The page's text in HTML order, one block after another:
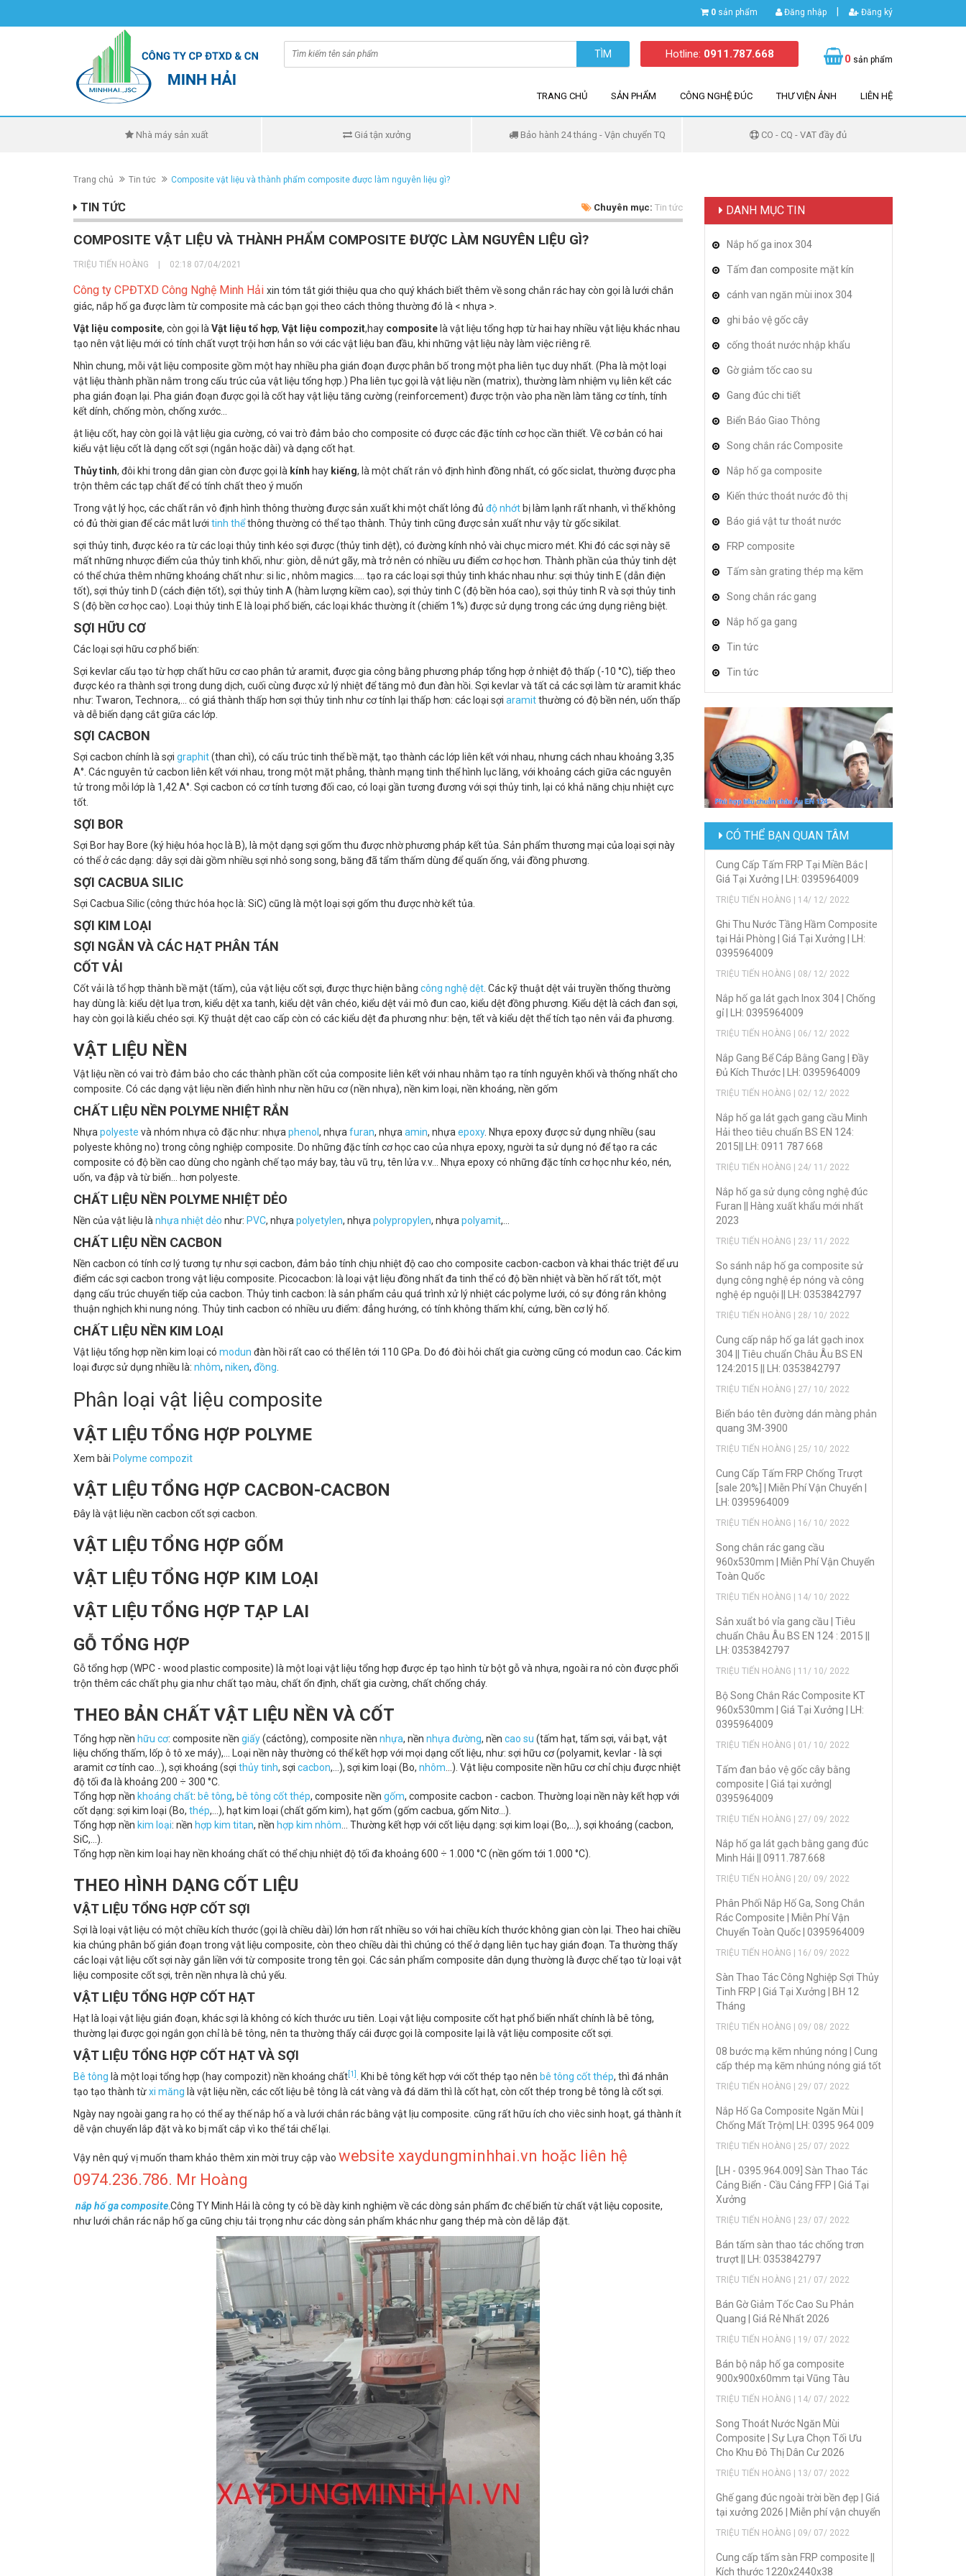
0 sản phẩm Đăng nhập Đăng ký
TÌM Hotline: 0911.787.668 0 sản phẩm
TRANG CHỦ SẢN PHẨM CÔNG NGHỆ ĐÚC THƯ VIỆN ẢNH LIÊN HỆ
Nhà máy sản xuất Giá tận xưởng Bảo hành 24 tháng - Vận chuyển TQ CO - CQ - VAT đầy đủ
Trang chủ Tin tức Composite vật liệu và thành phẩm composite được làm nguyên liệu gì?
TIN TỨC Chuyên mục: Tin tức
COMPOSITE VẬT LIỆU VÀ THÀNH PHẨM COMPOSITE ĐƯỢC LÀM NGUYÊN LIỆU GÌ?
TRIỆU TIẾN HOÀNG 02:18 07/04/2021
Công ty CPĐTXD Công Nghệ Minh Hải xin tóm tắt giới thiệu qua cho quý khách biết thêm về song chắn rác hay còn gọi là lưới chắn
giác, nắp hố ga được làm từ composite mà các bạn gọi theo cách thông thường đó là < nhựa >.
Vật liệu composite, còn gọi là Vật liệu tổ hợp, Vật liệu compozit,hay composite là vật liệu tổng hợp từ hai hay nhiều vật liệu khác nhau
tạo nên vật liệu mới có tính chất vượt trội hơn hẳn so với các vật liệu ban đầu, khi những vật liệu này làm việc riêng rẽ.
Nhìn chung, mỗi vật liệu composite gồm một hay nhiều pha gián đoạn được phân bố trong một pha liên tục duy nhất. (Pha là một loại
vật liệu thành phần nằm trong cấu trúc của vật liệu tổng hợp.) Pha liên tục gọi là vật liệu nền (matrix), thường làm nhiệm vụ liên kết các
pha gián đoạn lại. Pha gián đoạn được gọi là cốt hay vật liệu tăng cường (reinforcement) được trộn vào pha nền làm tăng cơ tính, tính
kết dính, chống mòn, chống xước...
ật liệu cốt, hay còn gọi là vật liệu gia cường, có vai trò đảm bảo cho composite có được các đặc tính cơ học cần thiết. Về cơ bản có hai
kiểu vật liệu cốt là dạng cốt sợi (ngắn hoặc dài) và dạng cốt hạt.
Thủy tinh, đôi khi trong dân gian còn được gọi là kính hay kiếng, là một chất rắn vô định hình đồng nhất, có gốc siclat, thường được pha
trộn thêm các tạp chất để có tính chất theo ý muốn
Trong vật lý học, các chất rắn vô định hình thông thường được sản xuất khi một chất lỏng đủ độ nhớt bị làm lạnh rất nhanh, vì thế không
có đủ thời gian để các mắt lưới tinh thểthông thường có thể tạo thành. Thủy tinh cũng được sản xuất như vậy từ gốc sikilat.
sợi thủy tinh, được kéo ra từ các loại thủy tinh kéo sợi được (thủy tinh dệt), có đường kính nhỏ vài chục micro mét. Khi đó các sợi này sẽ
mất những nhược điểm của thủy tinh khối, như: giòn, dễ nứt gãy, mà trở nên có nhiều ưu điểm cơ học hơn. Thành phần của thủy tinh dệt
có thể chứa thêm những khoáng chất như: si lic , nhôm magics..... tạo ra các loại sợi thủy tinh khác nhau như: sợi thủy tinh E (dẫn điện
tốt), sợi thủy tinh D (cách điện tốt), sợi thủy tinh A (hàm lượng kiềm cao), sợi thủy tinh C (độ bền hóa cao), sợi thủy tinh R và sợi thủy tinh
S (độ bền cơ học cao). Loại thủy tinh E là loại phổ biến, các loại khác thường ít (chiếm 1%) được sử dụng trong các ứng dụng riêng biệt.
SỢI HỮU CƠ
Các loại sợi hữu cơ phổ biến:
Sợi kevlar cấu tạo từ hợp chất hữu cơ cao phân tử aramit, được gia công bằng phương pháp tổng hợp ở nhiệt độ thấp (-10 °C), tiếp theo
được kéo ra thành sợi trong dung dịch, cuối cùng được xử lý nhiệt để tăng mô đun đàn hồi. Sợi kevlar và tất cả các sợi làm từ aramit khác
như: Twaron, Technora,... có giá thành thấp hơn sợi thủy tinh như cơ tính lại thấp hơn: các loại sợi aramitthường có độ bền nén, uốn thấp
và dễ biến dạng cắt giữa các lớp.
SỢI CACBON
Sợi cacbon chính là sợi graphit(than chì), có cấu trúc tinh thể bề mặt, tạo thành các lớp liên kết với nhau, nhưng cách nhau khoảng 3,35
A°. Các nguyên tử cacbon liên kết với nhau, trong một mặt phẳng, thành mạng tinh thể hình lục lăng, với khoảng cách giữa các nguyên
tử trong mỗi lớp là 1,42 A°. Sợi cacbon có cơ tính tương đối cao, có loại gần tương đương với sợi thủy tinh, lại có khả năng chịu nhiệt cực
tốt.
SỢI BOR
Sợi Bor hay Bore (ký hiệu hóa học là B), là một dạng sợi gốm thu được nhờ phương pháp kết tủa. Sản phẩm thương mại của loại sợi này
có thể ở các dạng: dây sợi dài gồm nhiều sợi nhỏ song song, băng đã tẩm thấm dùng để quấn ống, vải đồng phương.
SỢI CACBUA SILIC
Sợi Cacbua Silic (công thức hóa học là: SiC) cũng là một loại sợi gốm thu được nhờ kết tủa.
SỢI KIM LOẠI
SỢI NGẮN VÀ CÁC HẠT PHÂN TÁN
CỐT VẢI
Cốt vải là tổ hợp thành bề mặt (tấm), của vật liệu cốt sợi, được thực hiện bằng công nghệ dệt . Các kỹ thuật dệt vải truyền thống thường
hay dùng là: kiểu dệt lụa trơn, kiểu dệt xa tanh, kiểu dệt vân chéo, kiểu dệt vải mô đun cao, kiểu dệt đồng phương. Kiểu dệt là cách đan sợi,
hay còn gọi là kiểu chéo sợi. Kỹ thuật dệt cao cấp còn có các kiểu dệt đa phương như: bện, tết và kiểu dệt thể tích tạo nên vải đa phương.
VẬT LIỆU NỀN
Vật liệu nền có vai trò đảm bảo cho các thành phần cốt của composite liên kết với nhau nhằm tạo ra tính nguyên khối và thống nhất cho
composite. Có các dạng vật liệu nền điển hình như nền hữu cơ (nền nhựa), nền kim loại, nền khoáng, nền gốm
CHẤT LIỆU NỀN POLYME NHIỆT RẮN
Nhựa polyeste và nhóm nhựa cô đặc như: nhựa phenol , nhựa furan, nhựa amin, nhựa epoxy. Nhựa epoxy được sử dụng nhiều (sau
polyeste không no) trong công nghiệp composite. Do những đặc tính cơ học cao của nhựa epoxy, người ta sử dụng nó để tạo ra các
composite có độ bền cao dùng cho ngành chế tạo máy bay, tàu vũ trụ, tên lửa v.v... Nhựa epoxy có những đặc tính cơ học như kéo, nén,
uốn, va đập và từ biến... hơn polyeste.
CHẤT LIỆU NỀN POLYME NHIỆT DẺO
Nền của vật liệu là nhựa nhiệt dẻo như: PVC, nhựa polyetylen, nhựa polypropylen, nhựa polyamit,...
CHẤT LIỆU NỀN CACBON
Nền cacbon có tính cơ lý tương tự như sợi cacbon, đảm bảo tính chịu nhiệt độ cao cho composite cacbon-cacbon và khai thác triệt để ưu
điểm các sợi cacbon trong vật liệu composite. Picocacbon: là loại vật liệu đồng nhất đa tinh thể có độ bền nhiệt và bền hố rất tốt, một
dạng cấu trúc chuyển tiếp của cacbon. Thủy tinh cacbon: là sản phẩm cảu quá trình xử lý nhiệt các polyme lưới, có sự đóng rắn không
thuận nghịch khi nung nóng. Thủy tinh cacbon có nhiều ưu điểm: đẳng hướng, có tính không thấm khí, cứng, bền cơ lý hố.
CHẤT LIỆU NỀN KIM LOẠI
Vật liệu tổng hợp nền kim loại có modun đàn hồi rất cao có thể lên tới 110 GPa. Do đó đòi hỏi chất gia cường cũng có modun cao. Các kim
loại được sử dụng nhiều là: nhôm, niken, đồng
Phân loại vật liệu composite
VẬT LIỆU TỔNG HỢP POLYME
Xem bài Polyme compozit
VẬT LIỆU TỔNG HỢP CACBON-CACBON
Đây là vật liệu nền cacbon cốt sợi cacbon.
VẬT LIỆU TỔNG HỢP GỐM
VẬT LIỆU TỔNG HỢP KIM LOẠI
VẬT LIỆU TỔNG HỢP TẠP LAI
GỖ TỔNG HỢP
Gỗ tổng hợp (WPC - wood plastic composite) là một loại vật liệu tổng hợp được ép tạo hình từ bột gỗ và nhựa, ngoài ra nó còn được phối
trộn thêm các chất phụ gia như chất tạo màu, chất ổn định, chất gia cường, chất chống cháy.
THEO BẢN CHẤT VẬT LIỆU NỀN VÀ CỐT
Tổng hợp nền hữu cơ: composite nền giấy(cáctông), composite nền nhựa, nền nhựa đường, nền cao su (tấm hạt, tấm sợi, vải bạt, vật
liệu chống thấm, lốp ô tô xe máy),... Loại nền này thường có thể kết hợp với mọi dạng cốt liệu, như: sợi hữu cơ (polyamit, kevlar - là sợi
aramit cơ tính cao...), sợi khoáng (sợi thủy tinh, sợi cacbon,...), sợi kim loại (Bo, nhôm ...). Vật liệu composite nền hữu cơ chỉ chịu được nhiệt
độ tối đa là khoảng 200 ÷ 300 °C.
Tổng hợp nền khoáng chất: bê tông, bê tông cốt thép, composite nền gốm, composite cacbon - cacbon. Thường loại nền này kết hợp với
cốt dạng: sợi kim loại (Bo, thép,...), hạt kim loại (chất gốm kim), hạt gốm (gốm cacbua, gốm Nitơ...).
Tổng hợp nền kim loại: nền hợp kim titan, nền hợp kim nhôm ... Thường kết hợp với cốt liệu dạng: sợi kim loại (Bo,...), sợi khoáng (cacbon,
SiC,...).
Tổng hợp nền kim loại hay nền khoáng chất có thể chịu nhiệt độ tối đa khoảng 600 ÷ 1.000 °C (nền gốm tới 1.000 °C).
THEO HÌNH DẠNG CỐT LIỆU
VẬT LIỆU TỔNG HỢP CỐT SỢI
Sợi là loại vật liệu có một chiều kích thước (gọi là chiều dài) lớn hơn rất nhiều so với hai chiều kích thước không gian còn lại. Theo hai chiều
kia chúng phân bố gián đoạn trong vật liệu composite, còn theo chiều dài thì chúng có thể ở dạng liên tục hay gián đoạn. Ta thường thấy
các loại vật liệu cốt sợi này gắn liền với từ composite trong tên gọi. Các sản phẩm composite dân dụng thường là được chế tạo từ loại vật
liệu composite cốt sợi, trên nền nhựa là chủ yếu.
VẬT LIỆU TỔNG HỢP CỐT HẠT
Hạt là loại vật liệu gián đoạn, khác sợi là không có kích thước ưu tiên. Loại vật liệu composite cốt hạt phổ biến nhất chính là bê tông,
thường lại được gọi ngắn gọn chỉ là bê tông, nên ta thường thấy cái được gọi là composite lại là vật liệu composite cốt sợi.
VẬT LIỆU TỔNG HỢP CỐT HẠT VÀ SỢI
Bê tông là một loại tổng hợp (hay compozit) nền khoáng chất[1] . Khi bê tông kết hợp với cốt thép tạo nên bê tông cốt thép, thì đá nhân
tạo tạo thành từxi măng là vật liệu nền, các cốt liệu bê tông là cát vàng và đá dăm thì là cốt hạt, còn cốt thép trong bê tông là cốt sợi.
Ngày nay ngoài gang ra họ có thể ay thế nắp hố a và lưới chắn rác bằng vật lịu composite. cũng rất hữu ích cho viêc sinh hoạt, gá thành ít
dễ vận chuyển lắp đặt và ko bị mất cắp vì ko thể tái chế lại.
Vậy nên quý vị muốn tham khảo thêm xin mời truy cập vào website xaydungminhhai.vn hoặc liên hệ
0974.236.786. Mr Hoàng
nắp hố ga composite.Công TY Minh Hải là công ty có bề dày kinh nghiệm về các dòng sản phẩm đc chế biến từ chất vật liệu coposite,
như lưới chắn rác nắp hố ga cũng chịu tải trọng như các dòng sản phẩm khác như gang thép mà còn dễ lắp đặt.
DANH MỤC TIN
Nắp hố ga inox 304
Tấm đan composite mặt kín
cánh van ngăn mùi inox 304
ghi bảo vệ gốc cây
cống thoát nước nhập khẩu
Gờ giảm tốc cao su
Gang đúc chi tiết
Biển Báo Giao Thông
Song chắn rác Composite
Nắp hố ga composite
Kiến thức thoát nước đô thị
Báo giá vật tư thoát nước
FRP composite
Tấm sàn grating thép mạ kẽm
Song chắn rác gang
Nắp hố ga gang
Tin tức
Tin tức
CÓ THỂ BẠN QUAN TÂM
Cung Cấp Tấm FRP Tại Miền Bắc |
Giá Tại Xưởng | LH: 0395964009
TRIỆU TIẾN HOÀNG | 14/ 12/ 2022
Ghi Thu Nước Tầng Hầm Composite
tại Hải Phòng | Giá Tại Xưởng | LH:
0395964009
TRIỆU TIẾN HOÀNG | 08/ 12/ 2022
Nắp hố ga lát gạch Inox 304 | Chống
gỉ | LH: 0395964009
TRIỆU TIẾN HOÀNG | 06/ 12/ 2022
Nắp Gang Bể Cáp Bằng Gang | Đầy
Đủ Kích Thước | LH: 0395964009
TRIỆU TIẾN HOÀNG | 02/ 12/ 2022
Nắp hố ga lát gạch gang cầu Minh
Hải theo tiêu chuẩn BS EN 124:
2015|| LH: 0911 787 668
TRIỆU TIẾN HOÀNG | 24/ 11/ 2022
Nắp hố ga sử dụng công nghệ đúc
Furan || Hàng xuất khẩu mới nhất
2023
TRIỆU TIẾN HOÀNG | 23/ 11/ 2022
So sánh nắp hố ga composite sử
dụng công nghệ ép nóng và công
nghệ ép nguội || LH: 0353842797
TRIỆU TIẾN HOÀNG | 28/ 10/ 2022
Cung cấp nắp hố ga lát gạch inox
304 || Tiêu chuẩn Châu Âu BS EN
124:2015 || LH: 0353842797
TRIỆU TIẾN HOÀNG | 27/ 10/ 2022
Biển báo tên đường dán màng phản
quang 3M-3900
TRIỆU TIẾN HOÀNG | 25/ 10/ 2022
Cung Cấp Tấm FRP Chống Trượt
[sale 20%] | Miễn Phí Vận Chuyển |
LH: 0395964009
TRIỆU TIẾN HOÀNG | 16/ 10/ 2022
Song chắn rác gang cầu
960x530mm | Miễn Phí Vận Chuyển
Toàn Quốc
TRIỆU TIẾN HOÀNG | 14/ 10/ 2022
Sản xuẩt bó vỉa gang cầu | Tiêu
chuẩn Châu Âu BS EN 124 : 2015 ||
LH: 0353842797
TRIỆU TIẾN HOÀNG | 11/ 10/ 2022
Bộ Song Chắn Rác Composite KT
960x530mm | Giá Tại Xưởng | LH:
0395964009
TRIỆU TIẾN HOÀNG | 01/ 10/ 2022
Tấm đan bảo vệ gốc cây bằng
composite | Giá tại xưởng|
0395964009
TRIỆU TIẾN HOÀNG | 27/ 09/ 2022
Nắp hố ga lát gạch bằng gang đúc
Minh Hải || 0911.787.668
TRIỆU TIẾN HOÀNG | 20/ 09/ 2022
Phân Phối Nắp Hố Ga, Song Chắn
Rác Composite | Miễn Phí Vận
Chuyển Toàn Quốc | 0395964009
TRIỆU TIẾN HOÀNG | 16/ 09/ 2022
Sàn Thao Tác Công Nghiệp Sợi Thủy
Tinh FRP | Giá Tại Xưởng | BH 12
Tháng
TRIỆU TIẾN HOÀNG | 09/ 08/ 2022
08 bước mạ kẽm nhúng nóng | Cung
cấp thép mạ kẽm nhúng nóng giá tốt
TRIỆU TIẾN HOÀNG | 29/ 07/ 2022
Nắp Hố Ga Composite Ngăn Mùi |
Chống Mất Trộm| LH: 0395 964 009
TRIỆU TIẾN HOÀNG | 25/ 07/ 2022
[LH - 0395.964.009] Sàn Thao Tác
Cảng Biển - Cầu Cảng FFP | Giá Tại
Xưởng
TRIỆU TIẾN HOÀNG | 23/ 07/ 2022
Bán tấm sàn thao tác chống trơn
trượt || LH: 0353842797
TRIỆU TIẾN HOÀNG | 21/ 07/ 2022
Bán Gờ Giảm Tốc Cao Su Phản
Quang | Giá Rẻ Nhất 2026
TRIỆU TIẾN HOÀNG | 19/ 07/ 2022
Bán bộ nắp hố ga composite
900x900x60mm tại Vũng Tàu
TRIỆU TIẾN HOÀNG | 14/ 07/ 2022
Song Thoát Nước Ngăn Mùi
Composite | Sự Lựa Chọn Tối Ưu
Cho Khu Đô Thị Dân Cư 2026
TRIỆU TIẾN HOÀNG | 13/ 07/ 2022
Ghế gang đúc ngoài trời bền đẹp | Giá
tại xưởng 2026 | Miễn phí vận chuyển
TRIỆU TIẾN HOÀNG | 09/ 07/ 2022
Cung cấp tấm sàn FRP composite ||
Kích thước 1220x2440x38